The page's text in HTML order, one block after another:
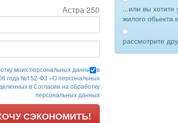
Астра 250
моих персональных данных, в
года №152-ФЗ «О персональных
в Согласии на обработку
персональных данных
СЭКОНОМИТЬ!
...или вы хотите
жилого обьекта
рассмотрите